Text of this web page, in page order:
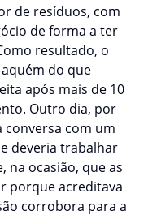
de resíduos, com
de forma a ter
resultado, o
do que
após mais de 10
Outro dia, por
com um
deveria trabalhar
na ocasião, que as
porque acreditava
corrobora para a